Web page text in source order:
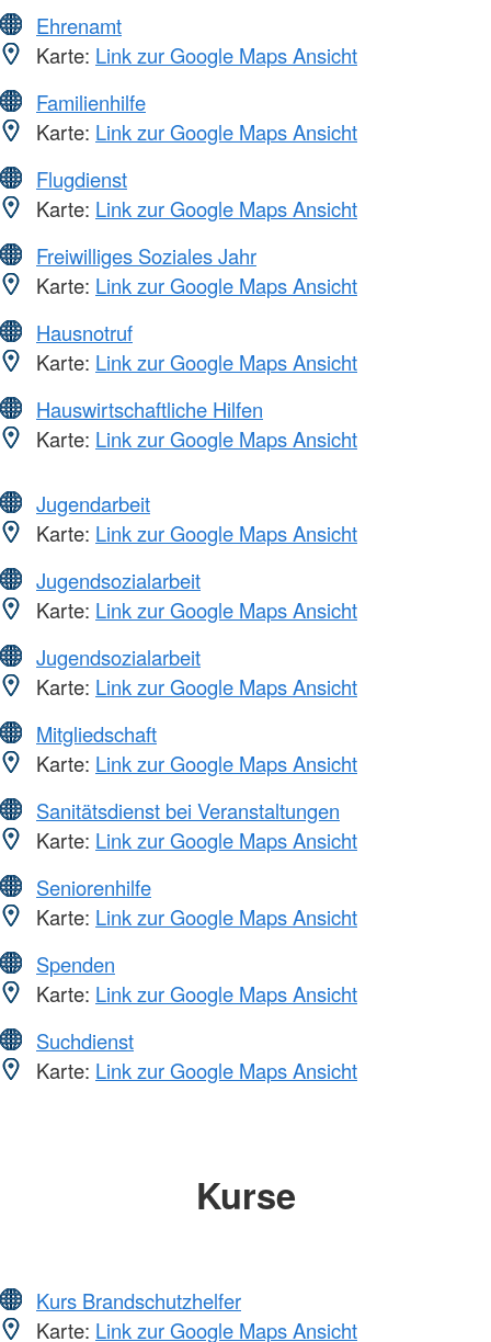
Ehrenamt
Karte: Link zur Google Maps Ansicht
Familienhilfe
Karte: Link zur Google Maps Ansicht
Flugdienst
Karte: Link zur Google Maps Ansicht
Freiwilliges Soziales Jahr
Karte: Link zur Google Maps Ansicht
Hausnotruf
Karte: Link zur Google Maps Ansicht
Hauswirtschaftliche Hilfen
Karte: Link zur Google Maps Ansicht
Jugendarbeit
Karte: Link zur Google Maps Ansicht
Jugendsozialarbeit
Karte: Link zur Google Maps Ansicht
Jugendsozialarbeit
Karte: Link zur Google Maps Ansicht
Mitgliedschaft
Karte: Link zur Google Maps Ansicht
Sanitätsdienst bei Veranstaltungen
Karte: Link zur Google Maps Ansicht
Seniorenhilfe
Karte: Link zur Google Maps Ansicht
Spenden
Karte: Link zur Google Maps Ansicht
Suchdienst
Karte: Link zur Google Maps Ansicht
Kurse
Kurs Brandschutzhelfer
Karte: Link zur Google Maps Ansicht